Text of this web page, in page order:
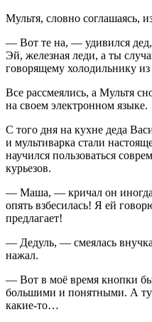
Мультя, словно соглашаясь,
— Вот те на, — удивился
Эй, железная леди, а ты
говорящему холодильнику
Все рассмеялись, а Мультя
на своем электронном языке.
С того дня на кухне деда
и мультиварка стали
научился пользоваться
курьезов.
— Маша, — кричал он
опять взбесилась! Я ей
предлагает!
— Дедуль, — смеялась
нажал.
— Вот в моё время кнопки
большими и понятными. А
какие-то…